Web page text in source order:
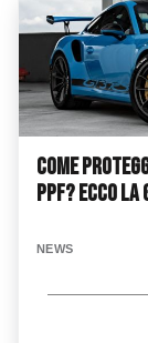
Come
PPF? Ecco
NEWS